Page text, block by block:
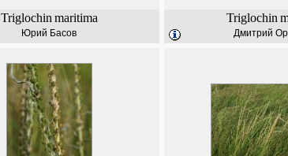
Triglochin maritima
Юрий Басов
Triglochin
Дмитрий